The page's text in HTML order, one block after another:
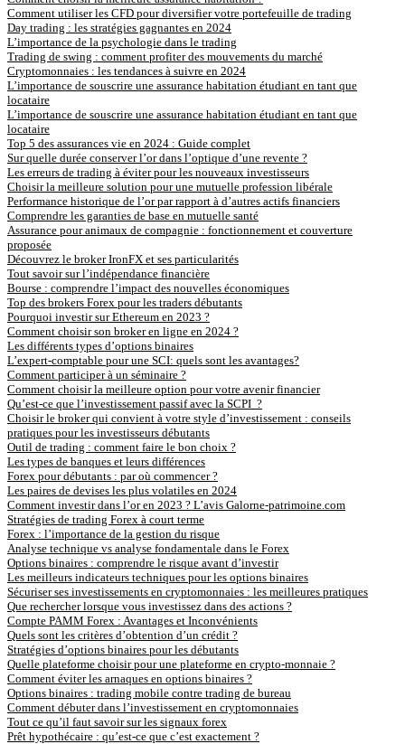
Comment utiliser les CFD pour diversifier votre portefeuille de trading
Day trading : les stratégies gagnantes en 2024
L’importance de la psychologie dans le trading
Trading de swing : comment profiter des mouvements du marché
Cryptomonnaies : les tendances à suivre en 2024
L’importance de souscrire une assurance habitation étudiant en tant que
locataire
L’importance de souscrire une assurance habitation étudiant en tant que
locataire
Top 5 des assurances vie en 2024 : Guide complet
Sur quelle durée conserver l’or dans l’optique d’une revente ?
Les erreurs de trading à éviter pour les nouveaux investisseurs
Choisir la meilleure solution pour une mutuelle profession libérale
Performance historique de l’or par rapport à d’autres actifs financiers
Comprendre les garanties de base en mutuelle santé
Assurance pour animaux de compagnie : fonctionnement et couverture
proposée
Découvrez le broker IronFX et ses particularités
Tout savoir sur l’indépendance financière
Bourse : comprendre l’impact des nouvelles économiques
Top des brokers Forex pour les traders débutants
Pourquoi investir sur Ethereum en 2023 ?
Comment choisir son broker en ligne en 2024 ?
Les différents types d’options binaires
L’expert-comptable pour une SCI: quels sont les avantages?
Comment participer à un séminaire ?
Comment choisir la meilleure option pour votre avenir financier
Qu’est-ce que l’investissement passif avec la SCPI ?
Choisir le broker qui convient à votre style d’investissement : conseils
pratiques pour les investisseurs débutants
Outil de trading : comment faire le bon choix ?
Les types de banques et leurs différences
Forex pour débutants : par où commencer ?
Les paires de devises les plus volatiles en 2024
Comment investir dans l’or en 2023 ? L’avis Galorne-patrimoine.com
Stratégies de trading Forex à court terme
Forex : l’importance de la gestion du risque
Analyse technique vs analyse fondamentale dans le Forex
Options binaires : comprendre le risque avant d’investir
Les meilleurs indicateurs techniques pour les options binaires
Sécuriser ses investissements en cryptomonnaies : les meilleures pratiques
Que rechercher lorsque vous investissez dans des actions ?
Compte PAMM Forex : Avantages et Inconvénients
Quels sont les critères d’obtention d’un crédit ?
Stratégies d’options binaires pour les débutants
Quelle plateforme choisir pour une plateforme en crypto-monnaie ?
Comment éviter les arnaques en options binaires ?
Options binaires : trading mobile contre trading de bureau
Comment débuter dans l’investissement en cryptomonnaies
Tout ce qu’il faut savoir sur les signaux forex
Prêt hypothécaire : qu’est-ce que c’est exactement ?